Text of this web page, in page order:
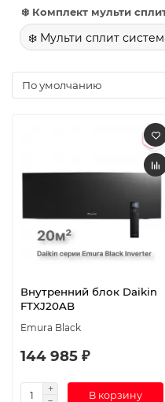
❄️ Комплект мульти
❄️ Мульти сплит
Внутренний блок Daikin
FTXJ20AB
Emura Black
144 985 ₽
В корзину